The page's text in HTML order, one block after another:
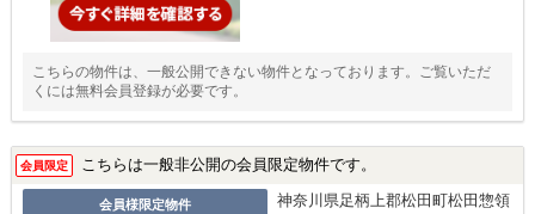
こちらの物件は、一般公開できない物件となっております。ご覧いただ
くには無料会員登録が必要です。
会員限定 こちらは一般非公開の会員限定物件です。
会員様限定物件 神奈川県足柄上郡松田町松田惣領